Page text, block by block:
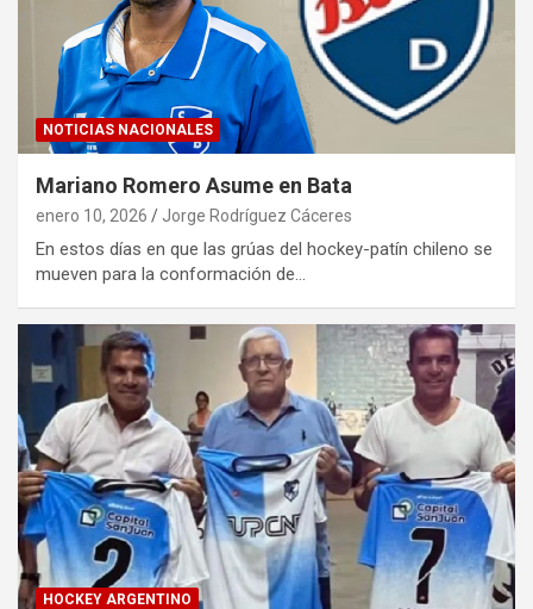
NOTICIAS NACIONALES
Mariano Romero Asume en Bata
enero 10, 2026 Jorge Rodríguez Cáceres
En estos días en que las grúas del hockey-patín chileno se
mueven para la conformación de…
HOCKEY ARGENTINO